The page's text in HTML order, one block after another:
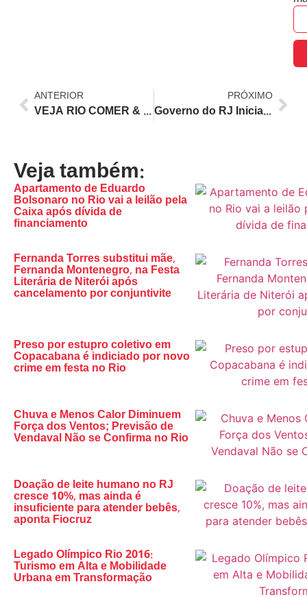
ANTERIOR
VEJA RIO COMER & BEBER 2026: Conheça os Vencedores da 30ª Edição da Premiação Gastronômica Carioca
PRÓXIMO
Governo do RJ Inicia Ofensiva Contra Sete Empresas de Ricardo Magro, Identificado Como ‘Maior Devedor do País’
Veja também:
Apartamento de Eduardo
Bolsonaro no Rio vai a leilão pela
Caixa após dívida de
financiamento
Fernanda Torres substitui mãe,
Fernanda Montenegro, na Festa
Literária de Niterói após
cancelamento por conjuntivite
Preso por estupro coletivo em
Copacabana é indiciado por novo
crime em festa no Rio
Chuva e Menos Calor Diminuem
Força dos Ventos; Previsão de
Vendaval Não se Confirma no Rio
Doação de leite humano no RJ
cresce 10%, mas ainda é
insuficiente para atender bebês,
aponta Fiocruz
Legado Olímpico Rio 2016:
Turismo em Alta e Mobilidade
Urbana em Transformação